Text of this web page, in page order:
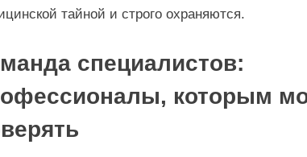
тайной и строго охраняются.
специалистов:
которым